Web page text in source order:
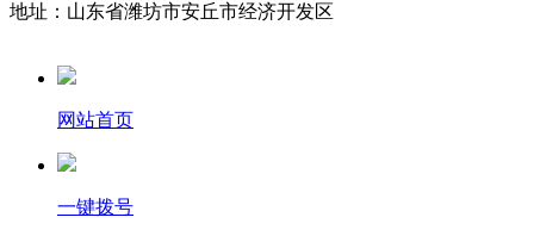
地址：山东省潍坊市安丘市经济开发区
网站首页
一键拨号